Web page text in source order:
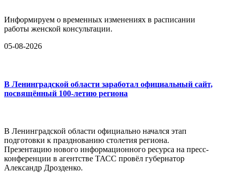
Информируем о временных изменениях в расписании
работы женской консультации.
05-08-2026
В Ленинградской области заработал официальный сайт,
посвящённый 100-летию региона
В Ленинградской области официально начался этап
подготовки к празднованию столетия региона.
Презентацию нового информационного ресурса на пресс-
конференции в агентстве ТАСС провёл губернатор
Александр Дрозденко.